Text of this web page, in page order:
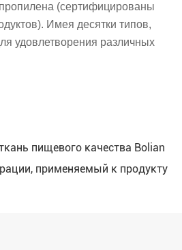
(сертифицированы
Имея десятки типов,
удовлетворения различных
пищевого качества Bolian
применяемый к продукту